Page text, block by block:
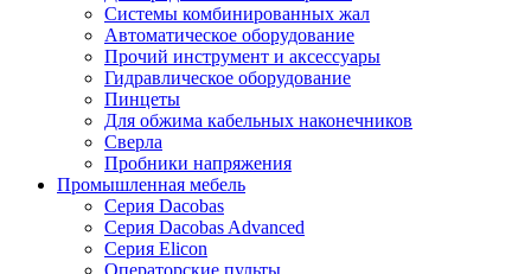
Системы комбинированных жал
Автоматическое оборудование
Прочий инструмент и аксессуары
Гидравлическое оборудование
Пинцеты
Для обжима кабельных наконечников
Сверла
Пробники напряжения
Промышленная мебель
Серия Dacobas
Серия Dacobas Advanced
Серия Elicon
Операторские пульты